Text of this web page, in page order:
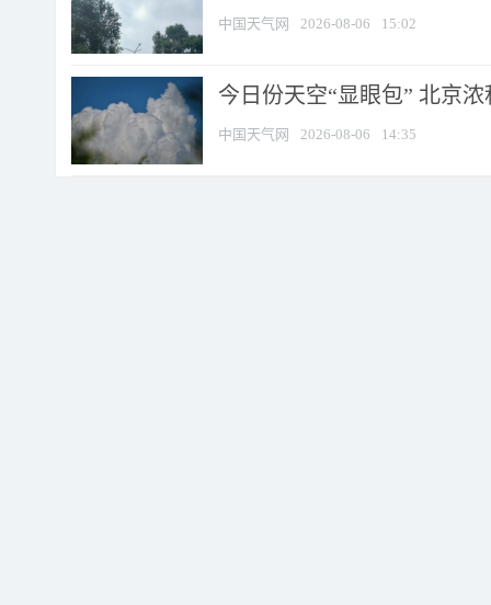
中国天气网 2026-08-06 15:02
今日份天空“显眼包” 北京
中国天气网 2026-08-06 14:35